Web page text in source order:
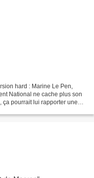
hard : Marine Le Pen,
National ne cache plus son
ça pourrait lui rapporter une